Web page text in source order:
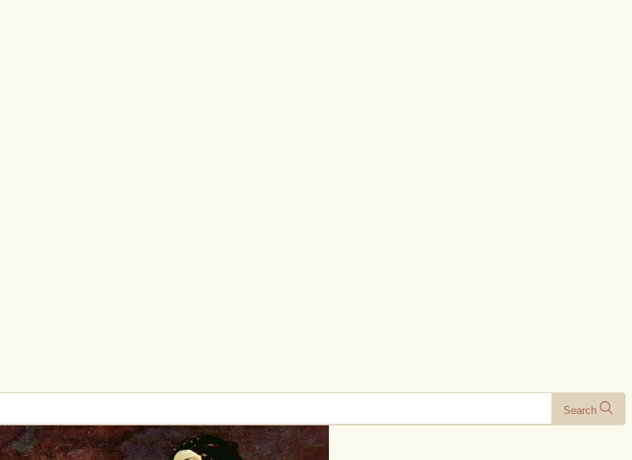
Search